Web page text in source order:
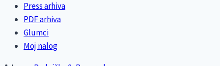
Press arhiva
PDF arhiva
Glumci
Moj nalog